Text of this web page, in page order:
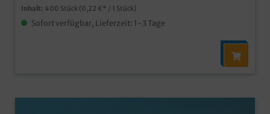
Inhalt: 400 Stück (0,22 €* / 1 Stück)
Sofort verfügbar, Lieferzeit: 1-3 Tage